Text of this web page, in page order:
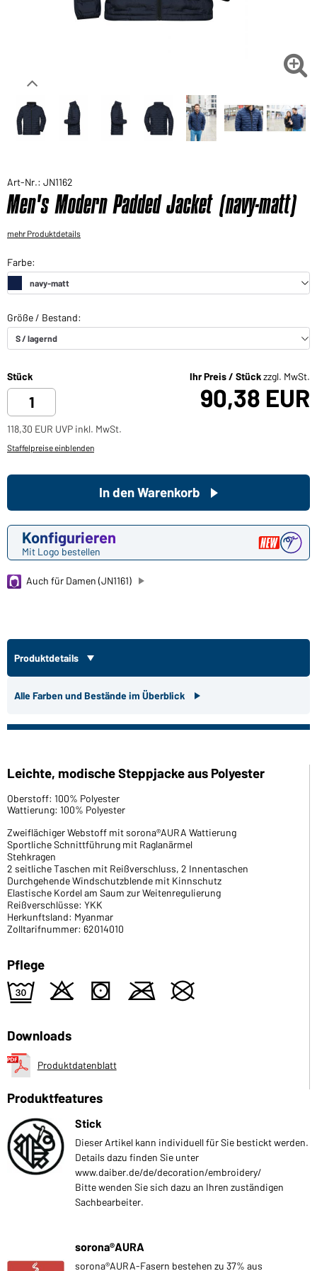
Sie möchten gerne für Ihren privaten Bedarf

Art-Nr.: JN1162
Men's Modern Padded Jacket (navy-matt)
mehr Produktdetails
Stück Ihr Preis / Stückzzgl. MwSt.
90,38 EUR
118,30 EUR UVP inkl. MwSt.
Staffelpreise einblenden
Konfigurieren
Mit Logo bestellen
In den Warenkorb
Auch für Damen (JN1161)
Produktdetails
Alle Farben und Bestände im Überblick
Leichte, modische Steppjacke aus Polyester
Oberstoff: 100% Polyester
Wattierung: 100% Polyester
Zweiflächiger Webstoff mit sorona®AURA Wattierung
Sportliche Schnittführung mit Raglanärmel
Stehkragen
2 seitliche Taschen mit Reißverschluss, 2 Innentaschen
Durchgehende Windschutzblende mit Kinnschutz
Elastische Kordel am Saum zur Weitenregulierung
Reißverschlüsse: YKK
Herkunftsland: Myanmar
Zolltarifnummer: 62014010
Pflege
e o s m U
Downloads
Produktdatenblatt
Produktfeatures
Stick
Dieser Artikel kann individuell für Sie bestickt werden.
Details dazu finden Sie unter
www.daiber.de/de/decoration/embroidery/
Bitte wenden Sie sich dazu an Ihren zuständigen
Sachbearbeiter.
sorona®AURA
sorona®AURA-Fasern bestehen zu 37% aus